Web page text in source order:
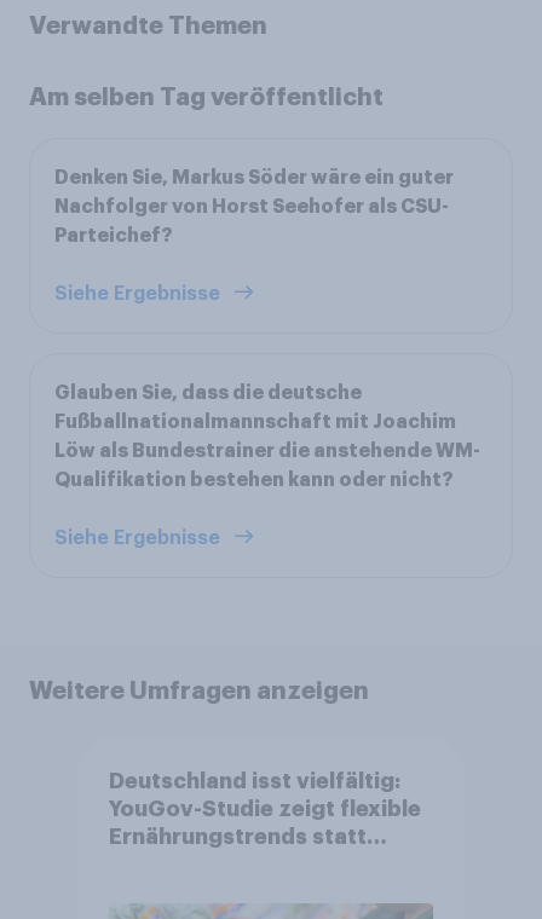
Verwandte Themen
Am selben Tag veröffentlicht
Denken Sie, Markus Söder wäre ein guter
Nachfolger von Horst Seehofer als CSU-
Parteichef?
Siehe Ergebnisse
Glauben Sie, dass die deutsche
Fußballnationalmannschaft mit Joachim
Löw als Bundestrainer die anstehende WM-
Qualifikation bestehen kann oder nicht?
Siehe Ergebnisse
Weitere Umfragen anzeigen
Deutschland isst vielfältig:
YouGov-Studie zeigt flexible
Ernährungstrends statt